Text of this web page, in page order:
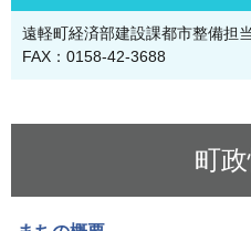
遠軽町経済部建設課都市整備担
FAX：0158-42-3688
町